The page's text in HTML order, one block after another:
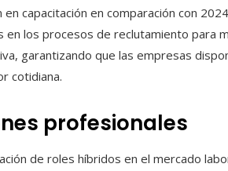
capacitación en comparación con
en los procesos de reclutamiento para
garantizando que las empresas
cotidiana.
profesionales
de roles híbridos en el mercado